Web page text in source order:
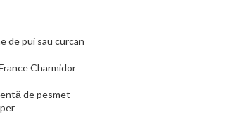
de pui sau curcan
Charmidor
de pesmet